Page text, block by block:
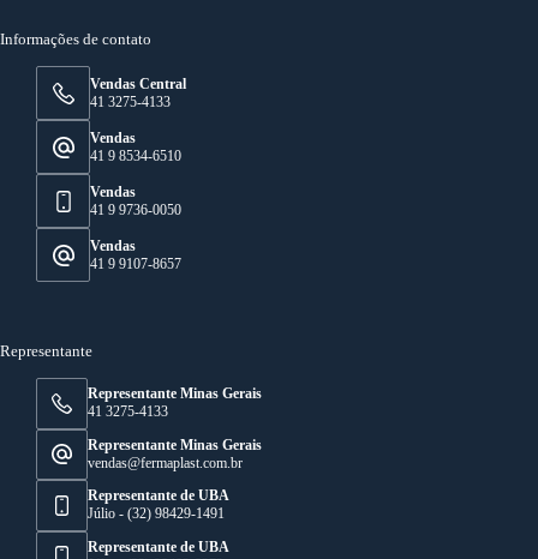
Informações de contato
Vendas Central
41 3275-4133
Vendas
41 9 8534-6510
Vendas
41 9 9736-0050
Vendas
41 9 9107-8657
Representante
Representante Minas Gerais
41 3275-4133
Representante Minas Gerais
vendas@fermaplast.com.br
Representante de UBA
Júlio - (32) 98429-1491
Representante de UBA